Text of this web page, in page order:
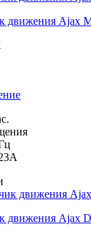
движения Ajax
движения Ajax